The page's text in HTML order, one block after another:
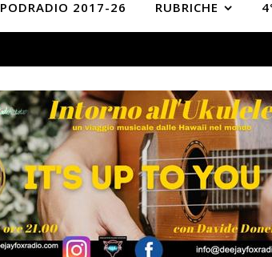
PODRADIO 2017-26 RUBRICHE